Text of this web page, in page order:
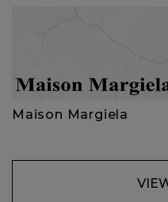
Maison Margiela